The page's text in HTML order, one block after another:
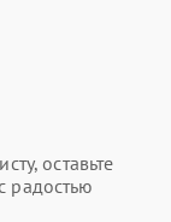
оставьте
радостью